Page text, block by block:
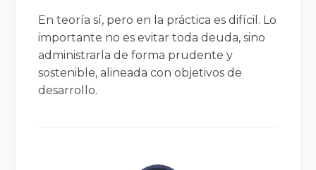
En teoría sí, pero en la práctica es difícil. Lo
importante no es evitar toda deuda, sino
administrarla de forma prudente y
sostenible, alineada con objetivos de
desarrollo.